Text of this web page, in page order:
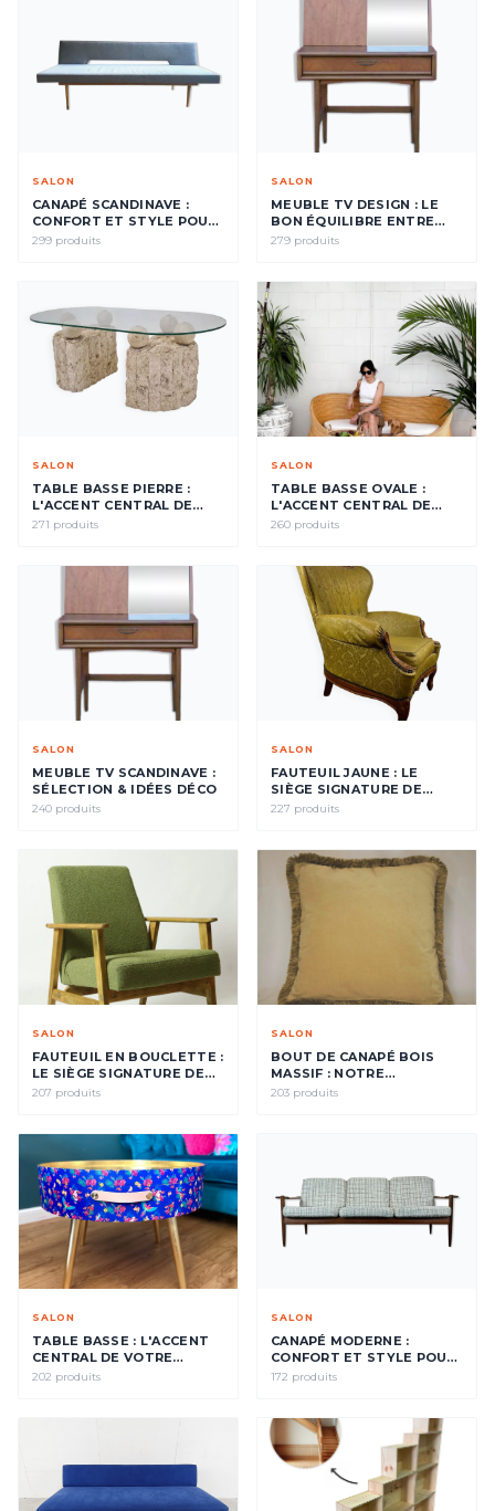
SALON
CANAPÉ SCANDINAVE :
CONFORT ET STYLE POUR
VOTRE SALON
299 produits
SALON
MEUBLE TV DESIGN : LE
BON ÉQUILIBRE ENTRE
TECH ET DÉCO
279 produits
SALON
TABLE BASSE PIERRE :
L'ACCENT CENTRAL DE
VOTRE SALON
271 produits
SALON
TABLE BASSE OVALE :
L'ACCENT CENTRAL DE
VOTRE SALON
260 produits
SALON
MEUBLE TV SCANDINAVE :
SÉLECTION & IDÉES DÉCO
240 produits
SALON
FAUTEUIL JAUNE : LE
SIÈGE SIGNATURE DE
VOTRE INTÉRIEUR
227 produits
SALON
FAUTEUIL EN BOUCLETTE :
LE SIÈGE SIGNATURE DE
VOTRE INTÉRIEUR
207 produits
SALON
BOUT DE CANAPÉ BOIS
MASSIF : NOTRE
SÉLECTION
203 produits
SALON
TABLE BASSE : L'ACCENT
CENTRAL DE VOTRE
SALON
202 produits
SALON
CANAPÉ MODERNE :
CONFORT ET STYLE POUR
VOTRE SALON
172 produits